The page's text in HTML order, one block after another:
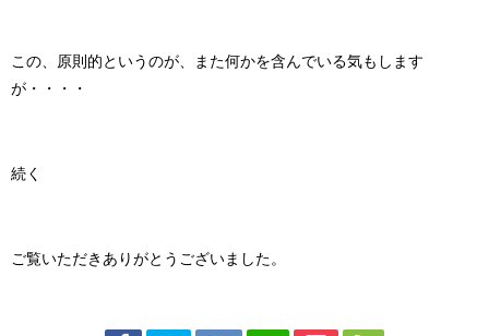
この、原則的というのが、また何かを含んでいる気もします
が・・・・
続く
ご覧いただきありがとうございました。